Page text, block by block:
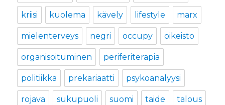
kriisi kuolema kävely lifestyle marx
mielenterveys negri occupy oikeisto
organisoituminen periferiterapia
politiikka prekariaatti psykoanalyysi
rojava sukupuoli suomi taide talous